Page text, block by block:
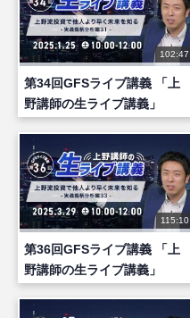
102:47
第34回GFSライブ講義 「上
野講師の生ライブ講義」
115:10
第36回GFSライブ講義 「上
野講師の生ライブ講義」